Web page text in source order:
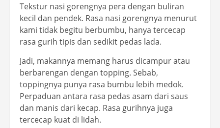
Tekstur nasi gorengnya pera dengan buliran
kecil dan pendek. Rasa nasi gorengnya menurut
kami tidak begitu berbumbu, hanya tercecap
rasa gurih tipis dan sedikit pedas lada.
Jadi, makannya memang harus dicampur atau
berbarengan dengan topping. Sebab,
toppingnya punya rasa bumbu lebih medok.
Perpaduan antara rasa pedas asam dari saus
dan manis dari kecap. Rasa gurihnya juga
tercecap kuat di lidah.